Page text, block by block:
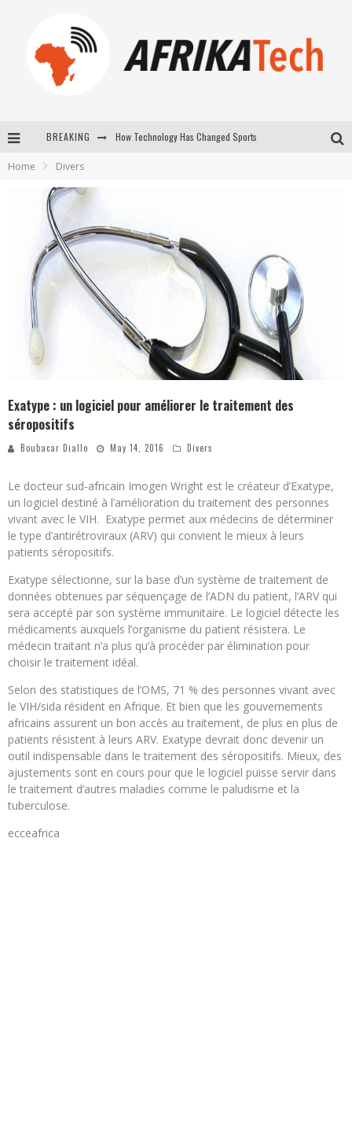
BREAKING How Technology Has Changed Sports
Home Divers
Exatype : un logiciel pour améliorer le traitement des
séropositifs
Boubacar Diallo May 14, 2016 Divers
Le docteur sud-africain Imogen Wright est le créateur d’Exatype,
un logiciel destiné à l’amélioration du traitement des personnes
vivant avec le VIH. Exatype permet aux médecins de déterminer
le type d’antirétroviraux (ARV) qui convient le mieux à leurs
patients séropositifs.
Exatype sélectionne, sur la base d’un système de traitement de
données obtenues par séquençage de l’ADN du patient, l’ARV qui
sera accepté par son système immunitaire. Le logiciel détecte les
médicaments auxquels l’organisme du patient résistera. Le
médecin traitant n’a plus qu’à procéder par élimination pour
choisir le traitement idéal.
Selon des statistiques de l’OMS, 71 % des personnes vivant avec
le VIH/sida résident en Afrique. Et bien que les gouvernements
africains assurent un bon accès au traitement, de plus en plus de
patients résistent à leurs ARV. Exatype devrait donc devenir un
outil indispensable dans le traitement des séropositifs. Mieux, des
ajustements sont en cours pour que le logiciel puisse servir dans
le traitement d’autres maladies comme le paludisme et la
tuberculose.
ecceafrica